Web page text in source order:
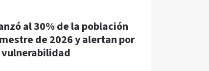
al 30% de la población
de 2026 y alertan por
vulnerabilidad